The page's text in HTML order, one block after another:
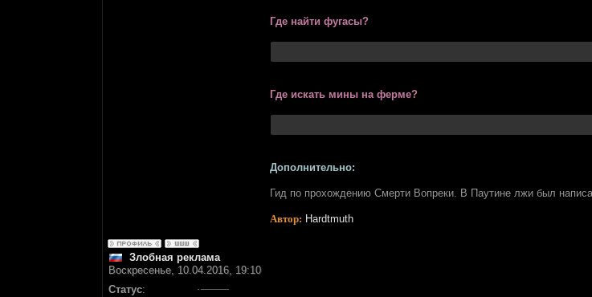
Где найти фугасы?
Где искать мины на ферме?
Дополнительно:
Гид по прохождению Смерти Вопреки. В Паутине лжи был
Автор: Hardtmuth
Злобная реклама
Воскресенье, 10.04.2016, 19:10
Статус: